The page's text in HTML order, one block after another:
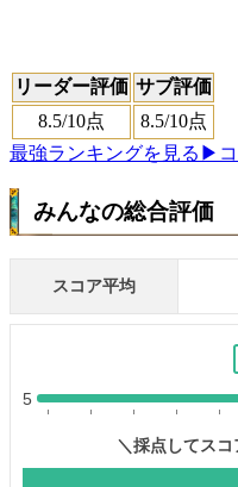
リーダー評価 サブ評価
8.5/10点 8.5/10点
最強ランキングを見る ▶コ
みんなの総合評価